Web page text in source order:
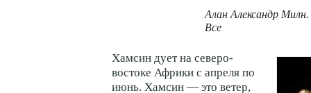
Алан Александр
Все
Хамсин дует на северо-
востоке Африки с апреля по
июнь. Хамсин — это ветер,